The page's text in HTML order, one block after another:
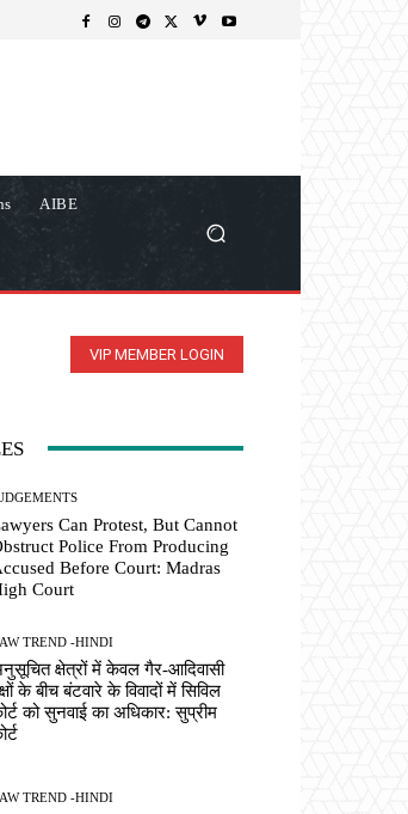
AIBE
VIP MEMBER LOGIN
Can Protest, But Cannot
Police From Producing
Before Court: Madras
Court
TREND -HINDI
क्षेत्रों में केवल गैर-आदिवासी
के बीच बंटवारे के विवादों में सिविल
को सुनवाई का अधिकार: सुप्रीम
TREND -HINDI